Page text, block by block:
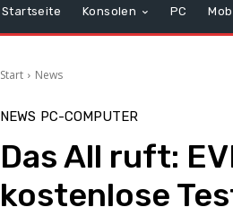
Startseite Konsolen PC
Start News
NEWS PC-COMPUTER
Das All ruft:
kostenlose